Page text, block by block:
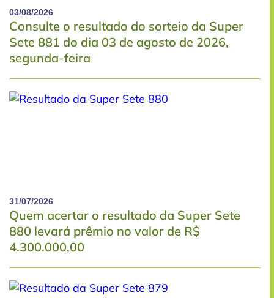
03/08/2026
Consulte o resultado do sorteio da Super
Sete 881 do dia 03 de agosto de 2026,
segunda-feira
31/07/2026
Quem acertar o resultado da Super Sete
880 levará prêmio no valor de R$
4.300.000,00